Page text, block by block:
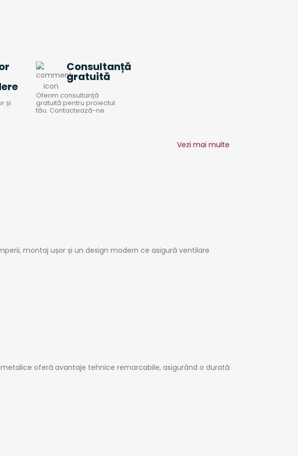
și
Consultanță
gratuită
Oferim consultanță
gratuită pentru proiectul
tău. Contactează-ne
Vezi mai multe
montaj ușor și un design modern ce asigură ventilare
oferă avantaje tehnice remarcabile, asigurând o durată